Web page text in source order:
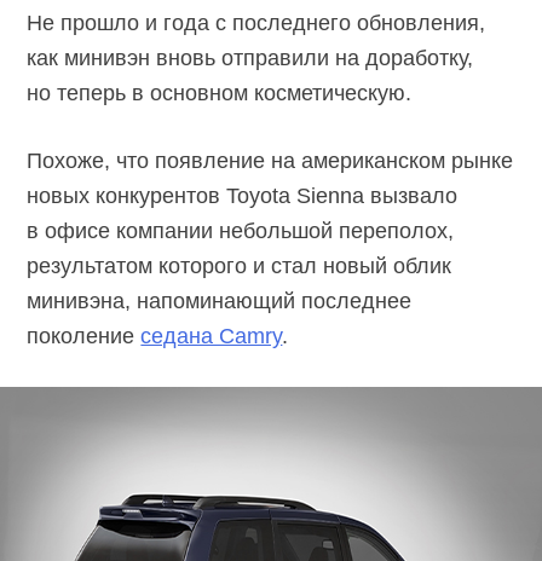
Не прошло и года с последнего обновления,
как минивэн вновь отправили на доработку,
но теперь в основном косметическую.
Похоже, что появление на американском рынке
новых конкурентов Toyota Sienna вызвало
в офисе компании небольшой переполох,
результатом которого и стал новый облик
минивэна, напоминающий последнее
поколениеседана Camry.